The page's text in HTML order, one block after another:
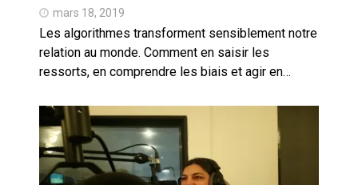
mars 18, 2019
Les algorithmes transforment sensiblement notre
relation au monde. Comment en saisir les
ressorts, en comprendre les biais et agir en…